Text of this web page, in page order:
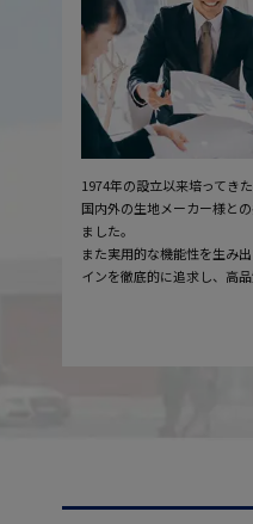
1974年の設立以来培ってき
国内外の生地メーカー様と
ました。
また実用的な機能性を生み
インを徹底的に追求し、高